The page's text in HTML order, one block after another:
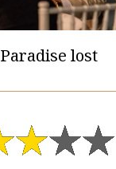
Paradise lost
11
novembre